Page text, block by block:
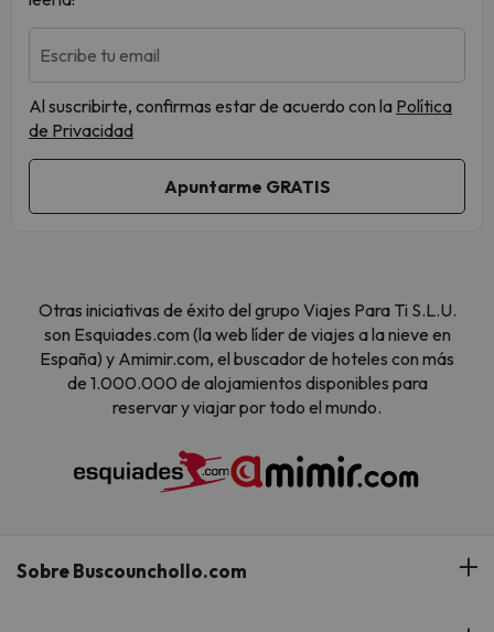
Escribe tu email
Al suscribirte, confirmas estar de acuerdo con la Política
de Privacidad
Otras iniciativas de éxito del grupo Viajes Para Ti S.L.U.
son Esquiades.com (la web líder de viajes a la nieve en
España) y Amimir.com, el buscador de hoteles con más
de 1.000.000 de alojamientos disponibles para
reservar y viajar por todo el mundo.
Sobre Buscounchollo.com